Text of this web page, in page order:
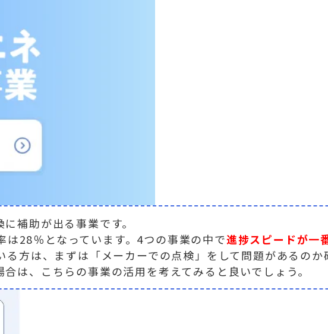
補助が出る事業です。
は28％となっています。4つの事業の中で進捗スピードが一
方は、まずは「メーカーでの点検」をして問題があるのか
は、こちらの事業の活用を考えてみると良いでしょう。